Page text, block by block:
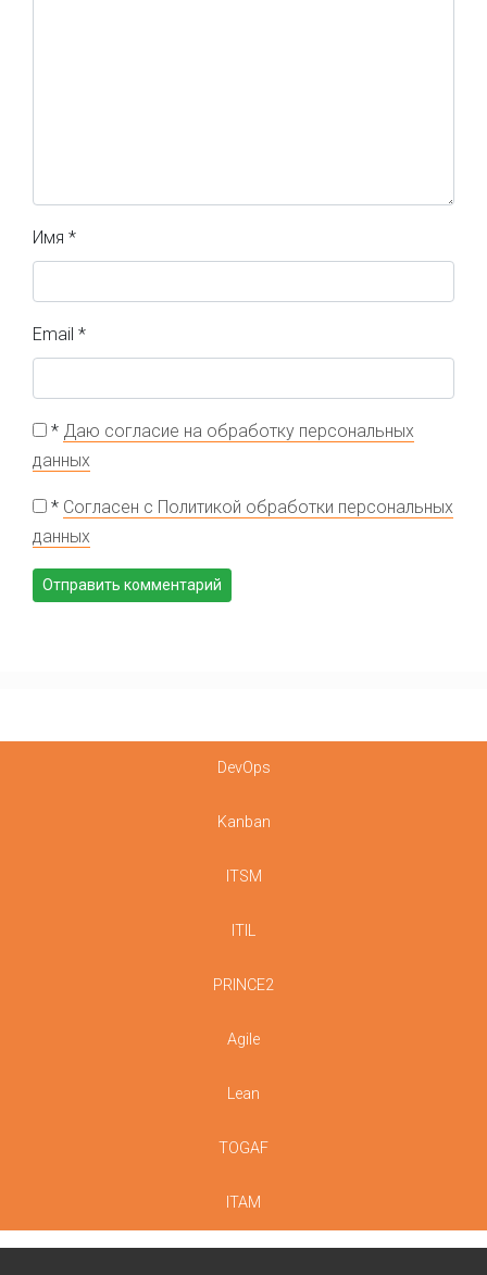
Имя *
Email *
* Даю согласие на обработку персональных
данных
* Согласен с Политикой обработки персональных
данных
DevOps
Kanban
ITSM
ITIL
PRINCE2
Agile
Lean
TOGAF
ITAM